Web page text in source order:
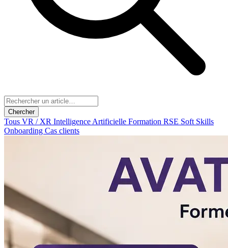
Chercher
Tous VR / XR Intelligence Artificielle Formation RSE Soft Skills
Onboarding Cas clients